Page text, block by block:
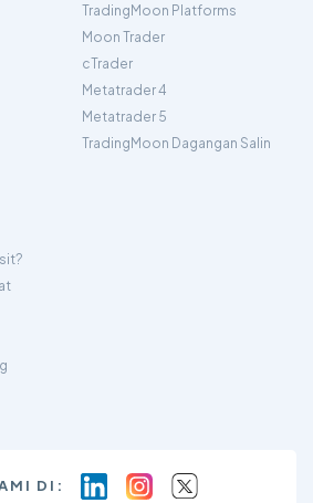
TradingMoon Platforms
Moon Trader
cTrader
Metatrader 4
Metatrader 5
TradingMoon Dagangan Salin
DI: